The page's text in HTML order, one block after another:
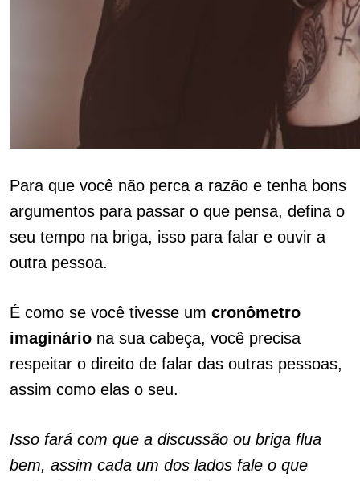
Para que você não perca a razão e tenha bons
argumentos para passar o que pensa, defina o
seu tempo na briga, isso para falar e ouvir a
outra pessoa.
É como se você tivesse um cronômetro
imaginário na sua cabeça, você precisa
respeitar o direito de falar das outras pessoas,
assim como elas o seu.
Isso fará com que a discussão ou briga flua
bem, assim cada um dos lados fale o que